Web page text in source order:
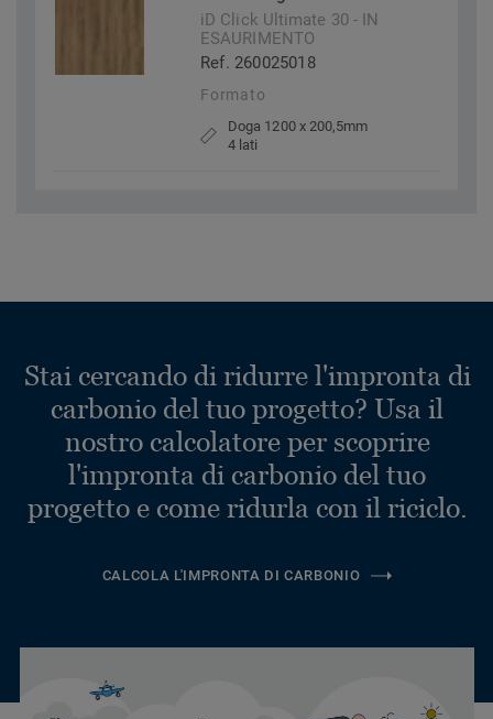
iD Click Ultimate 30 - IN
ESAURIMENTO
Ref. 260025018
Formato
Doga 1200 x 200,5mm
4 lati
Stai cercando di ridurre l'impronta di
carbonio del tuo progetto? Usa il
nostro calcolatore per scoprire
l'impronta di carbonio del tuo
progetto e come ridurla con il riciclo.
CALCOLA L'IMPRONTA DI CARBONIO